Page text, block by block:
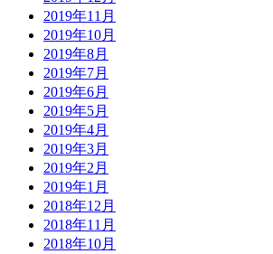
2019年11月
2019年10月
2019年8月
2019年7月
2019年6月
2019年5月
2019年4月
2019年3月
2019年2月
2019年1月
2018年12月
2018年11月
2018年10月